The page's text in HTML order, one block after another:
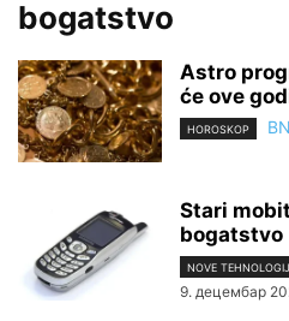
bogatstvo
Astro
će ove
HOROSKOP
Stari
bogatstvo
NOVE
9. децембар